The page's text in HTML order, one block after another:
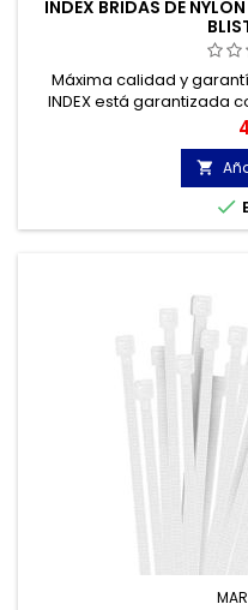
INDEX BRIDAS DE
Máxima calidad y
INDEX está garantizada
calidad, gracias a la
UNE-EN 62275, que

